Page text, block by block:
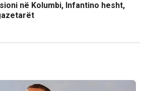
në Kolumbi, Infantino hesht,